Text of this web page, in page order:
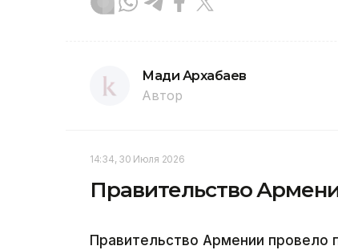
Мади Архабаев
Автор
14:34, 30 Июля 2026
Правительство
Правительство Армении провело